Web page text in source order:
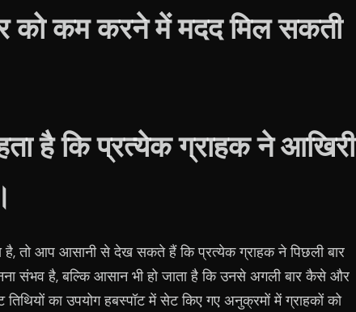
को कम करने में मदद मिल सकती
है कि प्रत्येक ग्राहक ने आखिरी
है, तो आप आसानी से देख सकते हैं कि प्रत्येक ग्राहक ने पिछली बार
संभव है, बल्कि आसान भी हो जाता है कि उनसे अगली बार कैसे और
का उपयोग हबस्पॉट में सेट किए गए अनुक्रमों में ग्राहकों को